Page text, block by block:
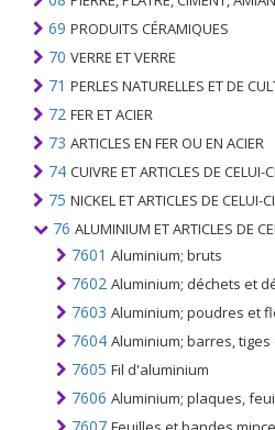
69 PRODUITS CÉRAMIQUES
70 VERRE ET VERRE
71 PERLES NATURELLES ET DE CULTURE; PIERRES PRÉCIEUSES, SEMI-PRÉCIEUSES; MÉTAUX PRÉCIEUX, PLAQUÉS OU
72 FER ET ACIER
73 ARTICLES EN FER OU EN ACIER
74 CUIVRE ET ARTICLES DE CELUI-CI
75 NICKEL ET ARTICLES DE CELUI-CI
76 ALUMINIUM ET ARTICLES DE
7601 Aluminium; bruts
7602 Aluminium; déchets et
7603 Aluminium; poudres et
7604 Aluminium; barres,
7605 Fil d'aluminium
7606 Aluminium; plaques, feuilles et